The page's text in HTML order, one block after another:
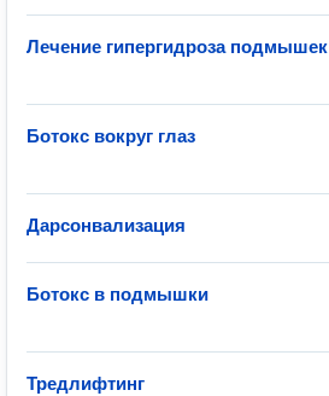
Лечение гипергидроза подмышек
Ботокс вокруг глаз
Дарсонвализация
Ботокс в подмышки
Тредлифтинг